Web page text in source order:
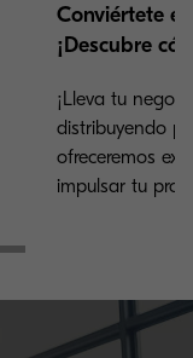
Conviértete
¡Descubre
¡Lleva tu
distribuyendo
ofreceremos
impulsar tu